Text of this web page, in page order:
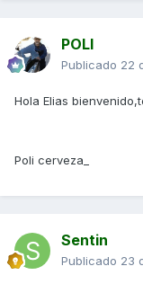
POLI
Publicado 22
Hola Elias
Poli cerveza_
Sentin
Publicado 23